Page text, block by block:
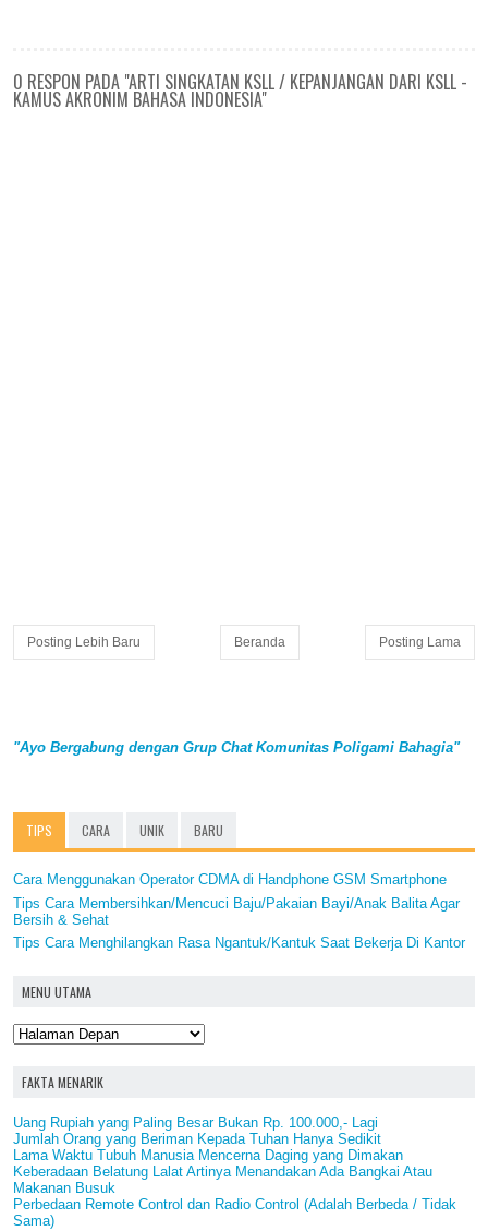
0 RESPON PADA "ARTI SINGKATAN KSLL / KEPANJANGAN DARI KSLL -
KAMUS AKRONIM BAHASA INDONESIA"
Posting Lebih Baru Posting Lama
Beranda
"Ayo Bergabung dengan Grup Chat Komunitas Poligami Bahagia"
TIPS CARA UNIK BARU
Cara Menggunakan Operator CDMA di Handphone GSM Smartphone
Tips Cara Membersihkan/Mencuci Baju/Pakaian Bayi/Anak Balita Agar
Bersih & Sehat
Tips Cara Menghilangkan Rasa Ngantuk/Kantuk Saat Bekerja Di Kantor
MENU UTAMA
FAKTA MENARIK
Uang Rupiah yang Paling Besar Bukan Rp. 100.000,- Lagi
Jumlah Orang yang Beriman Kepada Tuhan Hanya Sedikit
Lama Waktu Tubuh Manusia Mencerna Daging yang Dimakan
Keberadaan Belatung Lalat Artinya Menandakan Ada Bangkai Atau
Makanan Busuk
Perbedaan Remote Control dan Radio Control (Adalah Berbeda / Tidak
Sama)